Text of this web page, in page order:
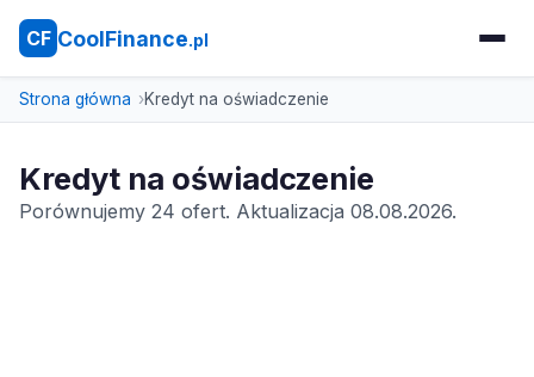
CF CoolFinance.pl
Strona główna Kredyt na oświadczenie
Kredyt na oświadczenie
Porównujemy 24 ofert. Aktualizacja 08.08.2026.